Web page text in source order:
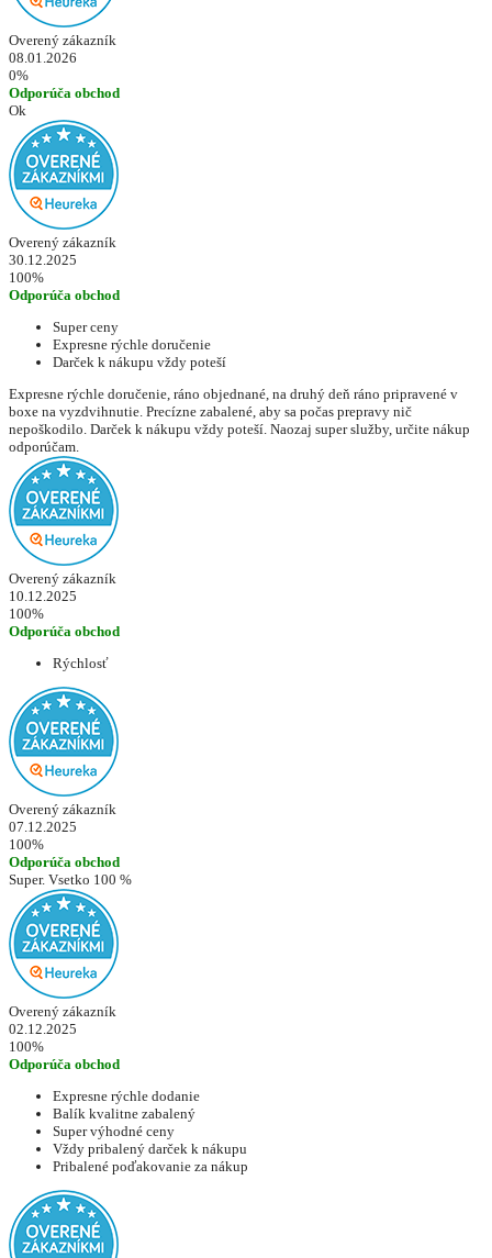
Overený zákazník
08.01.2026
0%
Odporúča obchod
Ok
Overený zákazník
30.12.2025
100%
Odporúča obchod
Super ceny
Expresne rýchle doručenie
Darček k nákupu vždy poteší
Expresne rýchle doručenie, ráno objednané, na druhý deň ráno pripravené v
boxe na vyzdvihnutie. Precízne zabalené, aby sa počas prepravy nič
nepoškodilo. Darček k nákupu vždy poteší. Naozaj super služby, určite nákup
odporúčam.
Overený zákazník
10.12.2025
100%
Odporúča obchod
Rýchlosť
Overený zákazník
07.12.2025
100%
Odporúča obchod
Super. Vsetko 100 %
Overený zákazník
02.12.2025
100%
Odporúča obchod
Expresne rýchle dodanie
Balík kvalitne zabalený
Super výhodné ceny
Vždy pribalený darček k nákupu
Pribalené poďakovanie za nákup